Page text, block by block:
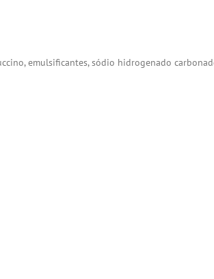
emulsificantes, sódio hidrogenado